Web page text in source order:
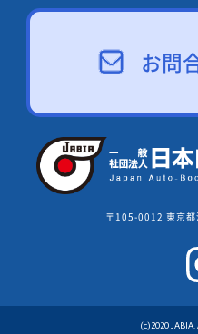
お問
〒105-0012 東京都
(c)2020